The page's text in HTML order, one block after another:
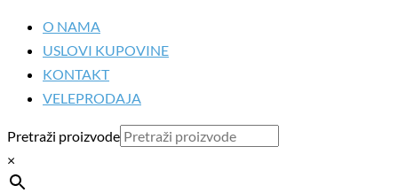
sadržaj
O NAMA
USLOVI KUPOVINE
KONTAKT
VELEPRODAJA
Pretraži proizvode
×
50w
Grejač
vodu
količina